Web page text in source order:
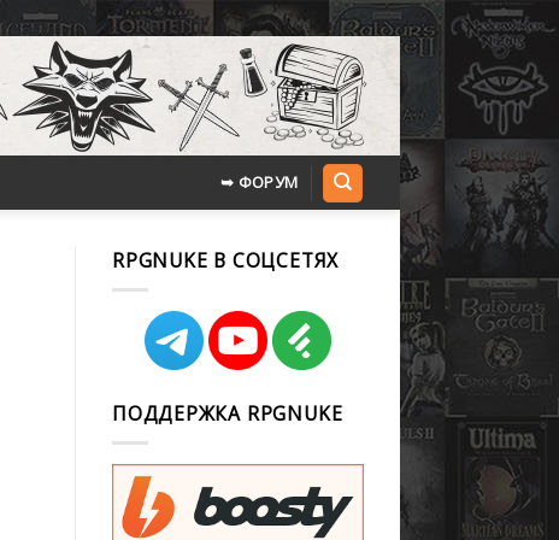
➥ ФОРУМ
RPGNUKE В СОЦСЕТЯХ
ПОДДЕРЖКА RPGNUKE